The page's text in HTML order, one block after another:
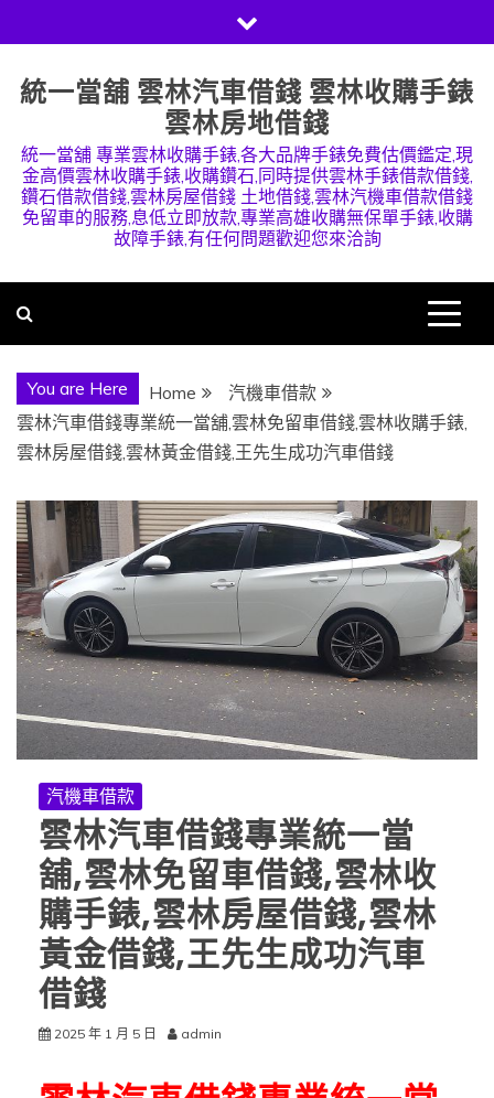
to
content
統一當舖 雲林汽車借錢 雲林收購手錶
雲林房地借錢
統一當舖 專業雲林收購手錶,各大品牌手錶免費估價鑑定,現
金高價雲林收購手錶,收購鑽石,同時提供雲林手錶借款借錢,
鑽石借款借錢,雲林房屋借錢 土地借錢,雲林汽機車借款借錢
免留車的服務,息低立即放款,專業高雄收購無保單手錶,收購
故障手錶,有任何問題歡迎您來洽詢
You are Here Home
汽機車借款
雲林汽車借錢專業統一當舖,雲林免留車借錢,雲林收購手錶,
雲林房屋借錢,雲林黃金借錢,王先生成功汽車借錢
汽機車借款
雲林汽車借錢專業統一當
舖,雲林免留車借錢,雲林收
購手錶,雲林房屋借錢,雲林
黃金借錢,王先生成功汽車
借錢
2025 年 1 月 5 日 admin